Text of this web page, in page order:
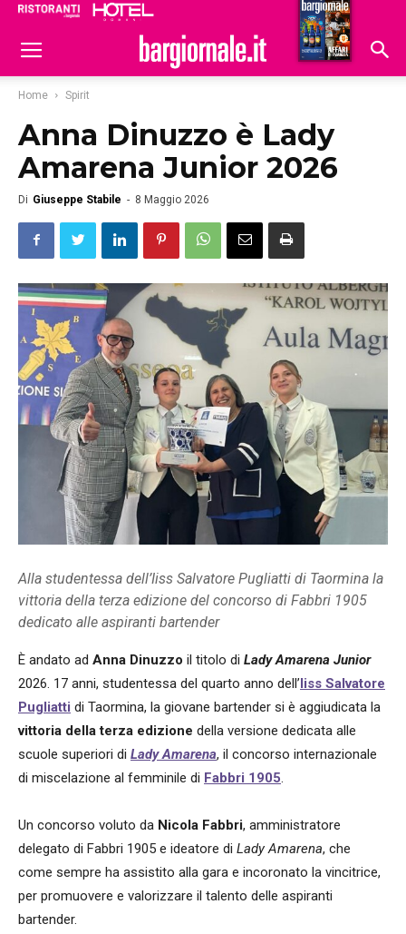
Hoteldomani
Home Spirit
Anna Dinuzzo è Lady
Amarena Junior 2026
Di Giuseppe Stabile - 8 Maggio 2026
Alla studentessa dell’Iiss Salvatore Pugliatti di Taormina la
vittoria della terza edizione del concorso di Fabbri 1905
dedicato alle aspiranti bartender
È andato ad Anna Dinuzzo il titolo di Lady Amarena Junior
2026. 17 anni, studentessa del quarto anno dell’Iiss Salvatore
Pugliatti di Taormina, la giovane bartender si è aggiudicata la
vittoria della terza edizione della versione dedicata alle
scuole superiori di Lady Amarena, il concorso internazionale
di miscelazione al femminile di Fabbri 1905
Un concorso voluto da Nicola Fabbri, amministratore
delegato di Fabbri 1905 e ideatore di Lady Amarena, che
come sempre ha assistito alla gara e incoronato la vincitrice,
per promuovere e valorizzare il talento delle aspiranti
bartender.